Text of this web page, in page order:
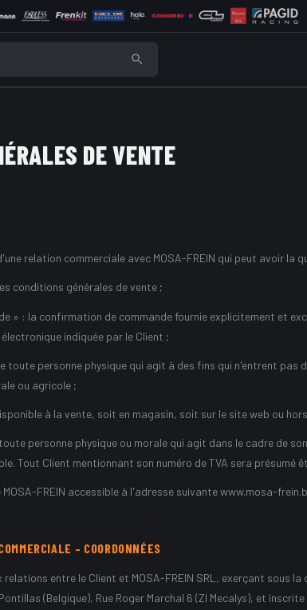
DE VENTE
relation commerciale avec MOSA-FREIN qui peut avoir la
conditions générales de vente ;
» : la confirmation de commande fournie explicitement et
indiquée par le Client ;
toute personne physique qui agit à des fins qui n'entrent pas
ou agricole ;
à la vente, soit en magasin, soit sur le site web ou
personne physique ou morale qui agit dans le cadre de
Tout Client mentionnant son numéro de TVA sera présumé
FREIN accessible à l'adresse suivante www.mosa-
– COORDONNÉES
entre le Client et MOSA-FREIN SRL, exerçant sous
(Belgique), Rue Roger Marchal 6 (ZI Mecalys), et